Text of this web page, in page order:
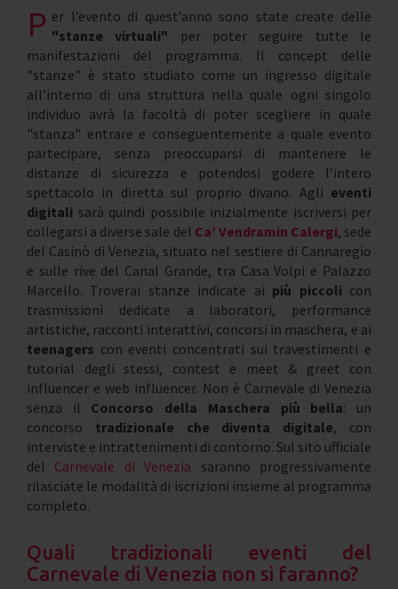
P er l’evento di quest’anno sono state create delle
"stanze virtuali" per poter seguire tutte le
manifestazioni del programma. Il concept delle
"stanze" è stato studiato come un ingresso digitale
all’interno di una struttura nella quale ogni singolo
individuo avrà la facoltà di poter scegliere in quale
"stanza" entrare e conseguentemente a quale evento
partecipare, senza preoccuparsi di mantenere le
distanze di sicurezza e potendosi godere l’intero
spettacolo in diretta sul proprio divano. Agli eventi
digitali sarà quindi possibile inizialmente iscriversi per
collegarsi a diverse sale del Ca’ Vendramin Calergi, sede
del Casinò di Venezia, situato nel sestiere di Cannaregio
e sulle rive del Canal Grande, tra Casa Volpi e Palazzo
Marcello. Troverai stanze indicate ai più piccoli con
trasmissioni dedicate a laboratori, performance
artistiche, racconti interattivi, concorsi in maschera, e ai
teenagers con eventi concentrati sui travestimenti e
tutorial degli stessi, contest e meet & greet con
influencer e web influencer. Non è Carnevale di Venezia
senza il Concorso della Maschera più bella: un
concorso tradizionale che diventa digitale, con
interviste e intrattenimenti di contorno. Sul sito ufficiale
del Carnevale di Venezia saranno progressivamente
rilasciate le modalità di iscrizioni insieme al programma
completo.
Quali tradizionali eventi del
Carnevale di Venezia non si faranno?